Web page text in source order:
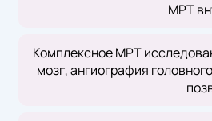
МРТ
Комплексное МРТ
мозг, ангиография